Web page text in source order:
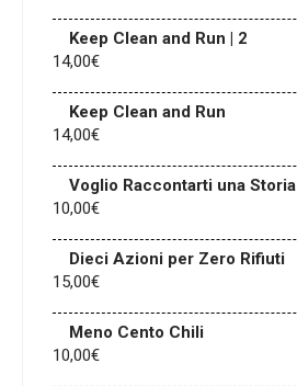
Keep Clean and Run | 2
14,00€
Keep Clean and Run
14,00€
Voglio Raccontarti una Storia
10,00€
Dieci Azioni per Zero Rifiuti
15,00€
Meno Cento Chili
10,00€